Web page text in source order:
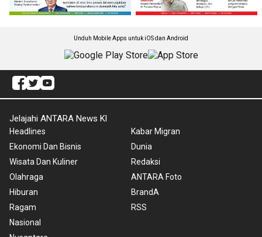
Unduh Mobile Apps untuk iOS dan Android
Jelajahi ANTARA News Kl
Headlines
Ekonomi Dan Bisnis
Wisata Dan Kuliner
Olahraga
Hiburan
Ragam
Nasional
Kabar Migran
Dunia
Redaksi
ANTARA Foto
BrandA
RSS